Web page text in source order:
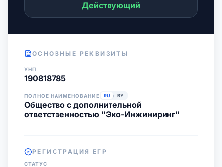
Действующий
ОСНОВНЫЕ РЕКВИЗИТЫ
УНП
190818785
ПОЛНОЕ НАИМЕНОВАНИЕ RU / BY
Общество с дополнительной
ответственностью "Эко-Инжиниринг"
РЕГИСТРАЦИЯ ЕГР
СТАТУС